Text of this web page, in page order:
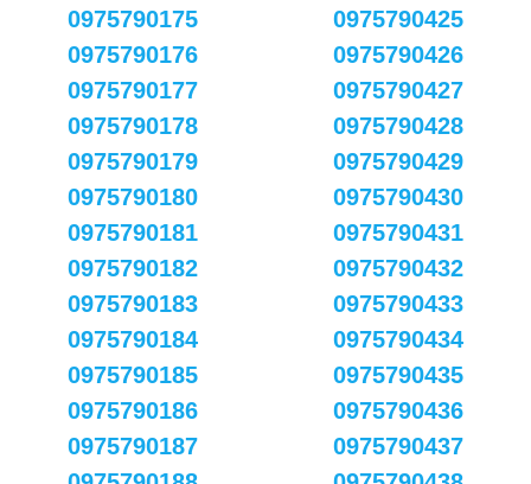
0975790175
0975790176
0975790177
0975790178
0975790179
0975790180
0975790181
0975790182
0975790183
0975790184
0975790185
0975790186
0975790187
0975790425
0975790426
0975790427
0975790428
0975790429
0975790430
0975790431
0975790432
0975790433
0975790434
0975790435
0975790436
0975790437